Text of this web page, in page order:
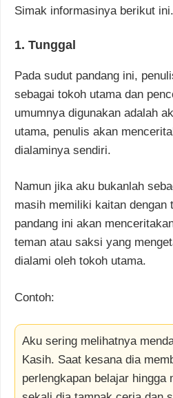
Simak informasinya berikut ini.
1. Tunggal
Pada sudut pandang ini,
sebagai tokoh utama dan
umumnya digunakan adalah
utama, penulis akan
dialaminya sendiri.
Namun jika aku bukanlah
masih memiliki kaitan dengan
pandang ini akan
teman atau saksi yang
dialami oleh tokoh utama.
Contoh:
Aku sering melihatnya
Kasih. Saat kesana dia
perlengkapan belajar hingga